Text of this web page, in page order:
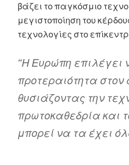
βάζει το παγκόσμιο
μεγιστοποίηση του
τεχνολογίες στο
“Η Ευρώπη επιλέγει
προτεραιότητα στον
θυσιάζοντας την
πρωτοκαθεδρία και
μπορεί να τα έχει